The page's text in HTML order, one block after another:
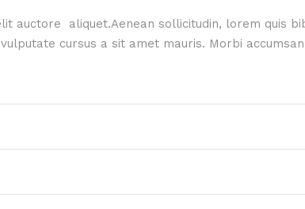
auctore aliquet.Aenean sollicitudin, lorem quis
cursus a sit amet mauris. Morbi